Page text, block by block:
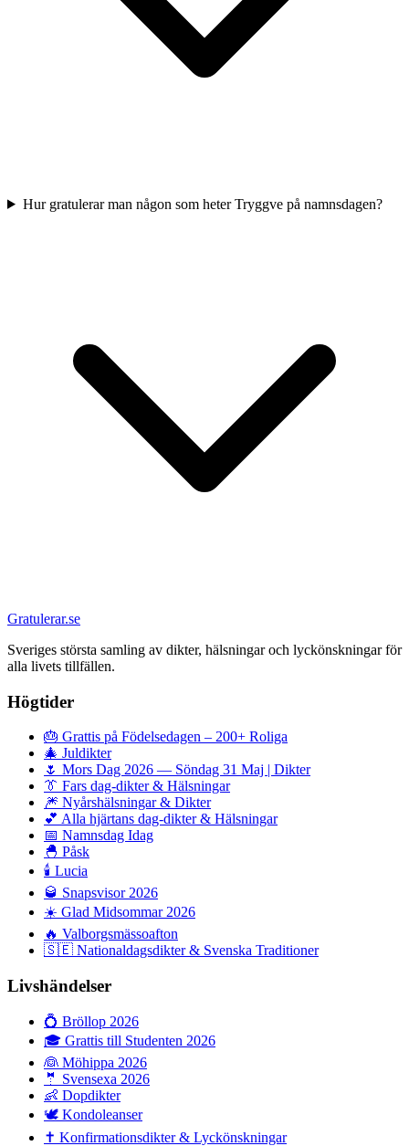
Hur gratulerar man någon som heter Tryggve på namnsdagen?
Gratulerar.se
Sveriges största samling av dikter, hälsningar och lyckönskningar för
alla livets tillfällen.
Högtider
🎂 Grattis på Födelsedagen – 200+ Roliga
🎄 Juldikter
🌷 Mors Dag 2026 — Söndag 31 Maj | Dikter
👔 Fars dag-dikter & Hälsningar
🎆 Nyårshälsningar & Dikter
💕 Alla hjärtans dag-dikter & Hälsningar
📅 Namnsdag Idag
🐣 Påsk
🕯️ Lucia
🥃 Snapsvisor 2026
☀️ Glad Midsommar 2026
🔥 Valborgsmässoafton
🇸🇪 Nationaldagsdikter & Svenska Traditioner
Livshändelser
💍 Bröllop 2026
🎓 Grattis till Studenten 2026
👰 Möhippa 2026
🤵 Svensexa 2026
👶 Dopdikter
🕊️ Kondoleanser
✝️ Konfirmationsdikter & Lyckönskningar